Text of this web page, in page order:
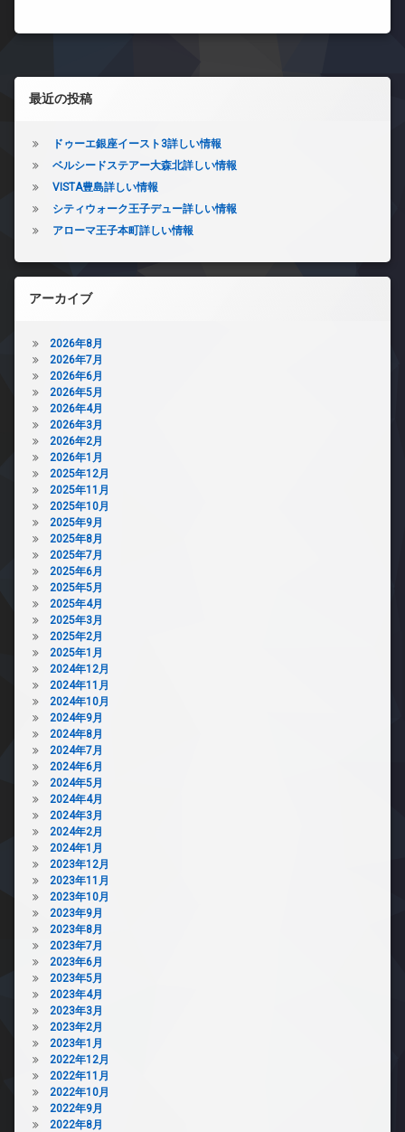
左サイドバー
最近の投稿
ドゥーエ銀座イースト3詳しい情報
ベルシードステアー大森北詳しい情報
VISTA豊島詳しい情報
シティウォーク王子デュー詳しい情報
アローマ王子本町詳しい情報
アーカイブ
2026年8月
2026年7月
2026年6月
2026年5月
2026年4月
2026年3月
2026年2月
2026年1月
2025年12月
2025年11月
2025年10月
2025年9月
2025年8月
2025年7月
2025年6月
2025年5月
2025年4月
2025年3月
2025年2月
2025年1月
2024年12月
2024年11月
2024年10月
2024年9月
2024年8月
2024年7月
2024年6月
2024年5月
2024年4月
2024年3月
2024年2月
2024年1月
2023年12月
2023年11月
2023年10月
2023年9月
2023年8月
2023年7月
2023年6月
2023年5月
2023年4月
2023年3月
2023年2月
2023年1月
2022年12月
2022年11月
2022年10月
2022年9月
2022年8月